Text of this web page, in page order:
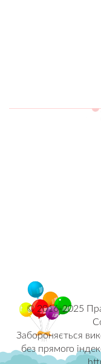
© 2016-2025
Забороняється
без прямого